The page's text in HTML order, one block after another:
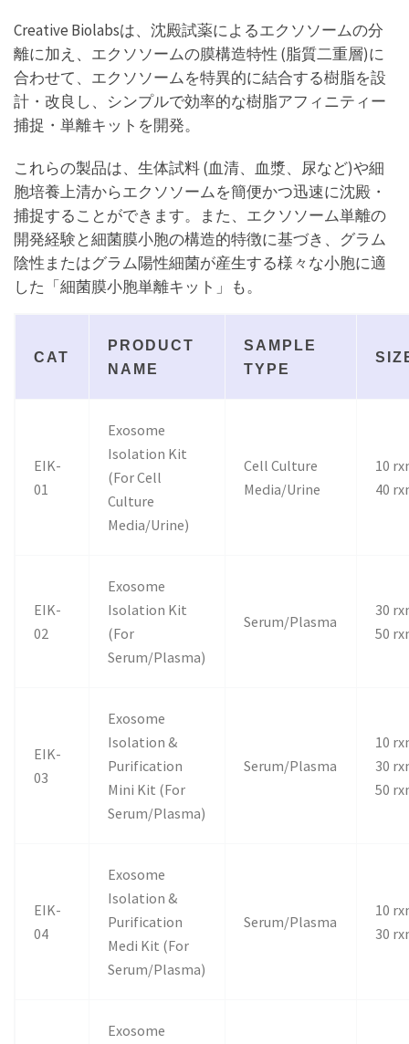
Creative Biolabsは、沈殿試薬によるエクソソームの分
離に加え、エクソソームの膜構造特性 (脂質二重層)に
合わせて、エクソソームを特異的に結合する樹脂を設
計・改良し、シンプルで効率的な樹脂アフィニティー
捕捉・単離キットを開発。
これらの製品は、生体試料 (血清、血漿、尿など)や細
胞培養上清からエクソソームを簡便かつ迅速に沈殿・
捕捉することができます。また、エクソソーム単離の
開発経験と細菌膜小胞の構造的特徴に基づき、グラム
陰性またはグラム陽性細菌が産生する様々な小胞に適
した「細菌膜小胞単離キット」も。
CAT
PRODUCT
NAME
SAMPLE
TYPE
EIK-
01
Exosome
Isolation Kit
(For Cell
Culture
Media/Urine)
Cell Culture
Media/Urine
10
40
EIK-
02
Exosome
Isolation Kit
(For
Serum/Plasma)
Serum/Plasma
30
50
EIK-
03
Exosome
Isolation &
Purification
Mini Kit (For
Serum/Plasma)
Serum/Plasma
10
30
50
EIK-
04
Exosome
Isolation &
Purification
Medi Kit (For
Serum/Plasma)
Serum/Plasma
10
30
Exosome